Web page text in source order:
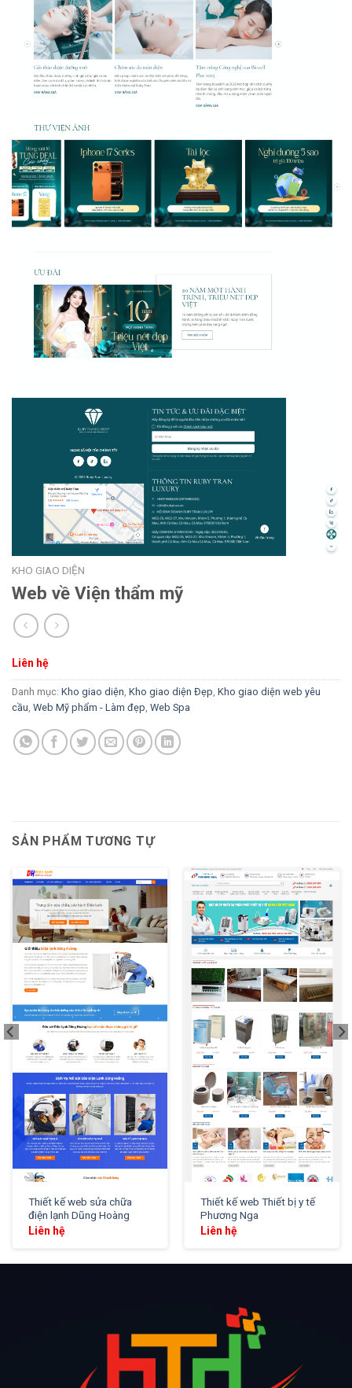
KHO GIAO DIỆN
Web về Viện thẩm mỹ
Liên hệ
Danh mục: Kho giao diện Kho giao diện Đẹp Kho giao diện web yêu
cầu Web Mỹ phẩm - Làm đẹp Web Spa
SẢN PHẨM TƯƠNG TỰ
Thiết kế web sửa chữa
điện lạnh Dũng Hoàng
Liên hệ
XEM THỬ
Thiết kế web Thiết bị y tế
Phương Nga
Liên hệ
XEM THỬ